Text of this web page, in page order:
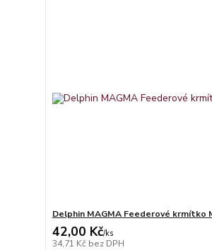
Delphin MAGMA Feederové krmítko
42,00 Kč/ks
34,71 Kč bez DPH